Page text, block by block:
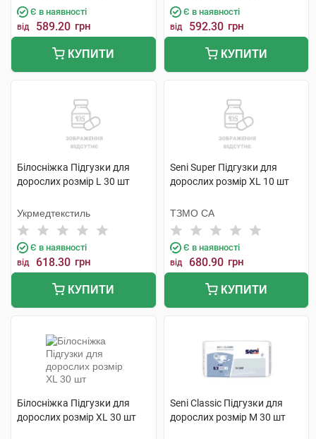
Є в наявності
від 589.20 грн
КУПИТИ
Є в наявності
від 592.30 грн
КУПИТИ
Білосніжка Підгузки для
дорослих розмір L 30 шт
Укрмедтекстиль
Є в наявності
від 618.30 грн
КУПИТИ
Seni Super Підгузки для
дорослих розмір XL 10 шт
ТЗМО СА
Є в наявності
від 680.90 грн
КУПИТИ
Білосніжка Підгузки для
дорослих розмір XL 30 шт
Seni Classic Підгузки для
дорослих розмір M 30 шт